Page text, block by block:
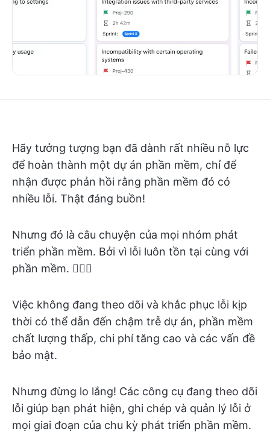
Hãy tưởng tượng bạn đã dành rất nhiều nỗ lực
để hoàn thành một dự án phần mềm, chỉ để
nhận được phản hồi rằng phần mềm đó có
nhiều lỗi. Thật đáng buồn!
Nhưng đó là câu chuyện của mọi nhóm phát
triển phần mềm. Bởi vì lỗi luôn tồn tại cùng với
phần mềm. 🤷🏽‍♀️
Việc không đang theo dõi và khắc phục lỗi kịp
thời có thể dẫn đến chậm trễ dự án, phần mềm
chất lượng thấp, chi phí tăng cao và các vấn đề
bảo mật.
Nhưng đừng lo lắng! Các công cụ đang theo dõi
lỗi giúp bạn phát hiện, ghi chép và quản lý lỗi ở
mọi giai đoạn của chu kỳ phát triển phần mềm.